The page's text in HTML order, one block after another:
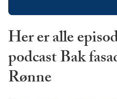
Her er alle
podcast Bak
Rønne